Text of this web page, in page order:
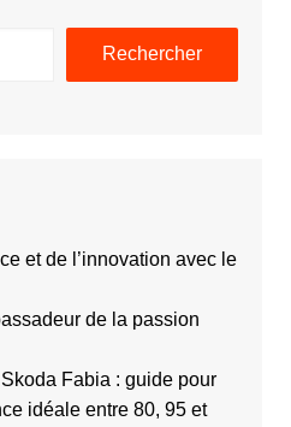
Rechercher
et de l’innovation avec le
de la passion
Fabia : guide pour
idéale entre 80, 95 et